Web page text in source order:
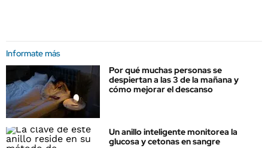
Informate más
Por qué muchas personas se
despiertan a las 3 de la mañana y
cómo mejorar el descanso
Un anillo inteligente monitorea la
glucosa y cetonas en sangre